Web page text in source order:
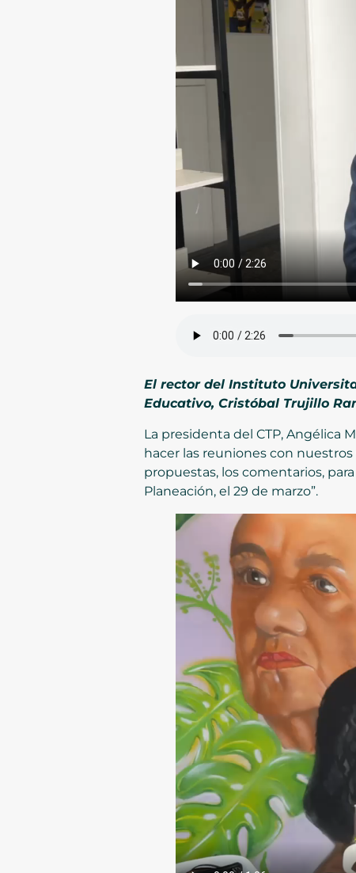
El rector del Instituto
Educativo, Cristóbal Trujillo
La presidenta del CTP, Angélica
hacer las reuniones con
propuestas, los comentarios,
Planeación, el 29 de marzo”.